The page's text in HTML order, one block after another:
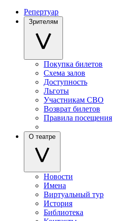
Репертуар
Зрителям
Покупка билетов
Схема залов
Доступность
Льготы
Участникам СВО
Возврат билетов
Правила посещения
О театре
Новости
Имена
Виртуальный тур
История
Библиотека